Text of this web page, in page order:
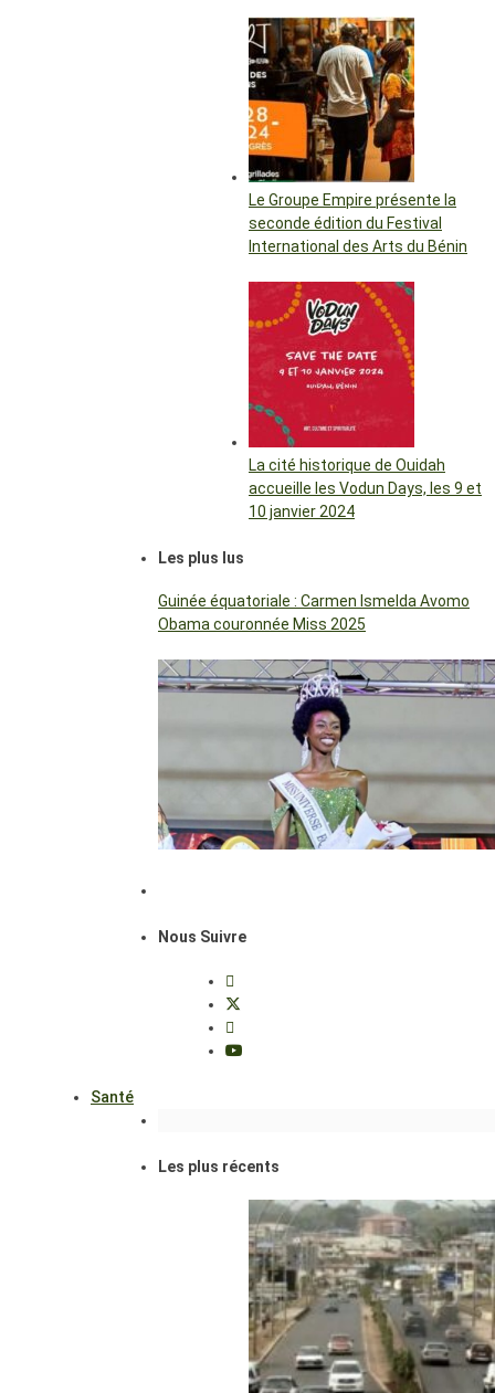
Le Groupe Empire présente la
seconde édition du Festival
International des Arts du Bénin
La cité historique de Ouidah
accueille les Vodun Days, les 9 et
10 janvier 2024
Les plus lus
Guinée équatoriale : Carmen Ismelda Avomo
Obama couronnée Miss 2025
Nous Suivre
Santé
Les plus récents